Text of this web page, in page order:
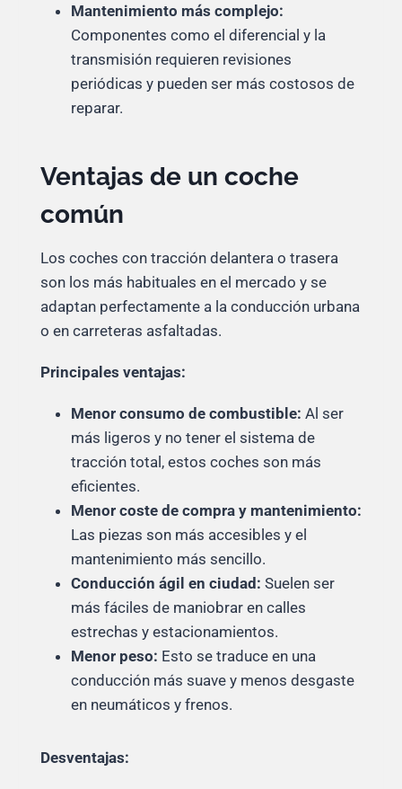
Mantenimiento más complejo:
Componentes como el diferencial y la
transmisión requieren revisiones
periódicas y pueden ser más costosos de
reparar.
Ventajas de un coche
común
Los coches con tracción delantera o trasera
son los más habituales en el mercado y se
adaptan perfectamente a la conducción urbana
o en carreteras asfaltadas.
Principales ventajas:
Menor consumo de combustible: Al ser
más ligeros y no tener el sistema de
tracción total, estos coches son más
eficientes.
Menor coste de compra y mantenimiento:
Las piezas son más accesibles y el
mantenimiento más sencillo.
Conducción ágil en ciudad: Suelen ser
más fáciles de maniobrar en calles
estrechas y estacionamientos.
Menor peso: Esto se traduce en una
conducción más suave y menos desgaste
en neumáticos y frenos.
Desventajas: